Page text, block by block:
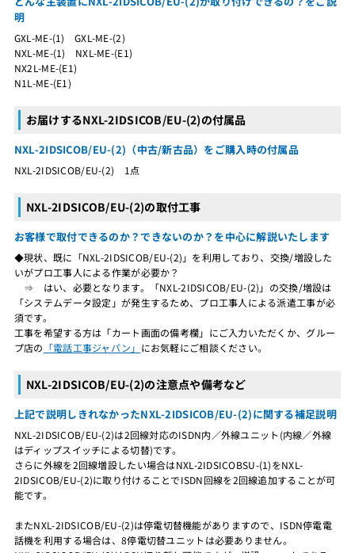
明
GXL-ME-(1) GXL-ME-(2)
NXL-ME-(1) NXL-ME-(E1)
NX2L-ME-(E1)
N1L-ME-(E1)
お届けするNXL-2IDSICOB/EU-(2)の付属品
NXL-2IDSICOB/EU-(2)（中古/新古品）をご購入時の付属品
NXL-2IDSICOB/EU-(2) 1点
NXL-2IDSICOB/EU-(2)の取付工事
お客様で取付できるのか？できないのか？を中心に解説いたします
◆現状、既に「NXL-2IDSICOB/EU-(2)」を利用しており、交換/増設した
いがプロ工事人による作業が必要か？
⇒ はい、必要となります。「NXL-2IDSICOB/EU-(2)」の交換/増設は
「システムデータ設定」が発生するため、プロ工事人による派遣工事が必
須です。
工事を希望する方は「カート画面の備考欄」にご入力いただくか、グルー
プ店の 「電話工事ジャパン」 にお気軽にご相談ください。
NXL-2IDSICOB/EU-(2)の注意点や備考など
上記で説明しきれなかったNXL-2IDSICOB/EU-(2)に関する補足説明
NXL-2IDSICOB/EU-(2)は2回線対応のISDN内／外線ユニット(内線／外線
はディップスイッチによる切替)です。
さらに外線を2回線増設したい場合はNXL-2IDSICOBSU-(1)をNXL-
2IDSICOB/EU-(2)に取り付けることでISDN回線を2回線追加することが可
能です。
またNXL-2IDSICOB/EU-(2)は停電切替機能がありますので、ISDN停電電
話機を利用する場合は、8停電切替ユニットは必要ありません。